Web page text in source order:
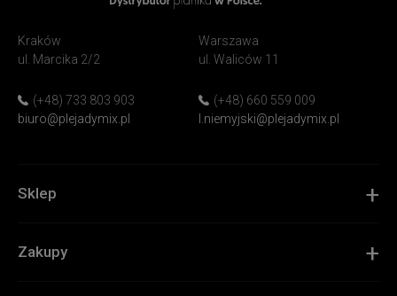
Home
&
Kraków
ul. Marcika 2/2
(+48) 733 803 903
biuro@plejadymix.pl
Warszawa
ul. Waliców 11
(+48) 660 559 009
l.niemyjski@plejadymix.pl
Sklep
Zakupy